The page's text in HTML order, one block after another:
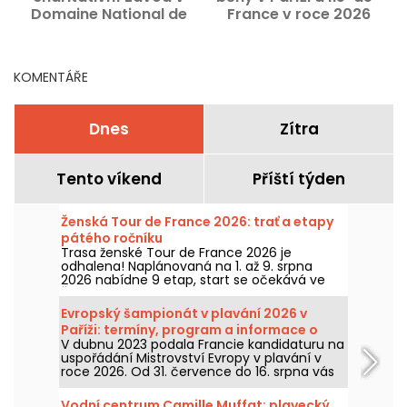
Domaine National de
France v roce 2026
KOMENTÁŘE
Dnes Zítra
Tento víkend Příští týden
Ženská Tour de France 2026: trať a etapy
pátého ročníku
Trasa ženské Tour de France 2026 je
odhalena! Naplánovaná na 1. až 9. srpna
2026 nabídne 9 etap, start se očekává ve
Švýcarsku a cíl v Nice. Pojďme se podívat, co
nás letos čeká.
Evropský šampionát v plavání 2026 v
Paříži: termíny, program a informace o
soutěži
V dubnu 2023 podala Francie kandidaturu na
uspořádání Mistrovství Evropy v plavání v
roce 2026. Od 31. července do 16. srpna vás
Olympijské vodní centrum očekává, abyste
podpořili naše plavce. Zde najdete všechny